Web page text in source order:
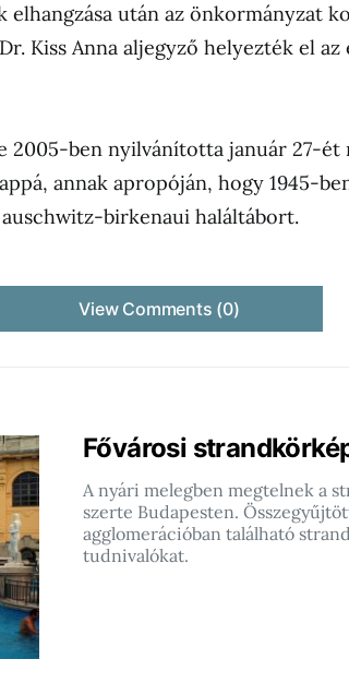
elhangzása után az önkormányzat
Kiss Anna aljegyző helyezték el az
2005-ben nyilvánította január 27-ét
annak apropóján, hogy 1945-
birkenaui haláltábort.
View Comments (0)
Fővárosi
A nyári melegben megtelnek a
szerte Budapesten.
agglomerációban található
tudnivalókat.